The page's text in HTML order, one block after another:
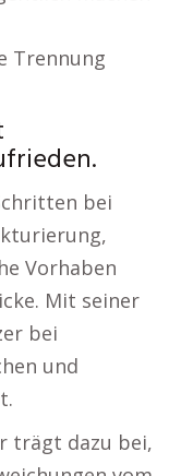
Trennung
bei
Vorhaben
Mit seiner
bei
und
trägt dazu bei,